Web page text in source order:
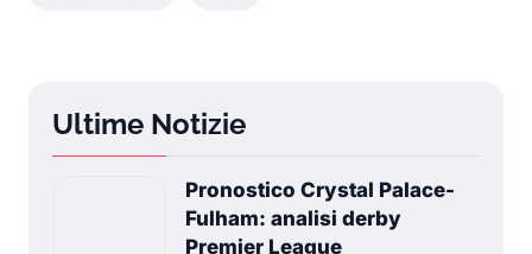
Ultime Notizie
Pronostico Crystal Palace-
Fulham: analisi derby
Premier League